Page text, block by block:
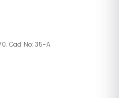
Cad No: 35-A